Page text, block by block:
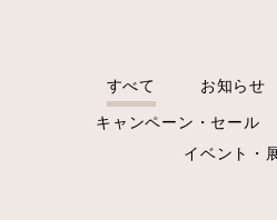
すべて お知らせ
キャンペーン・セール
イベント・